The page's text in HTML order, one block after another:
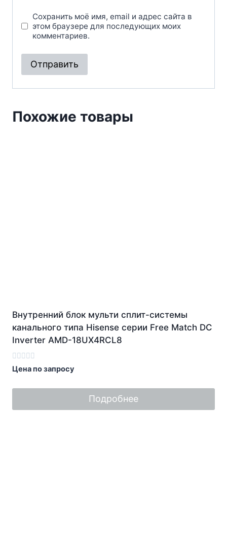
Сохранить моё имя, email и адрес сайта в
этом браузере для последующих моих
комментариев.
Похожие товары
Внутренний блок мульти сплит-системы
канального типа Hisense серии Free Match DC
Inverter AMD-18UX4RCL8
Оценка
0
5
Цена по запросу
Подробнее